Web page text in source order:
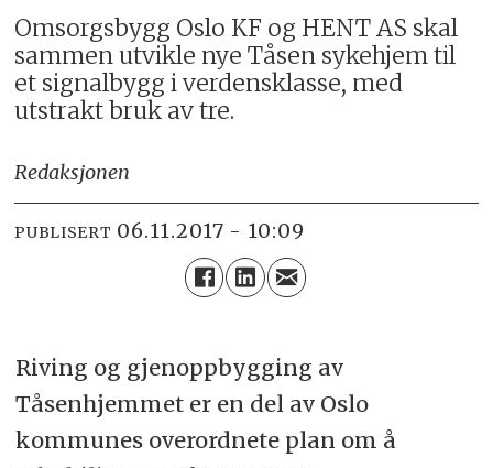
Omsorgsbygg Oslo KF og HENT AS skal
sammen utvikle nye Tåsen sykehjem til
et signalbygg i verdensklasse, med
utstrakt bruk av tre.
Redaksjonen
PUBLISERT 06.11.2017 - 10:09
Riving og gjenoppbygging av
Tåsenhjemmet er en del av Oslo
kommunes overordnete plan om å